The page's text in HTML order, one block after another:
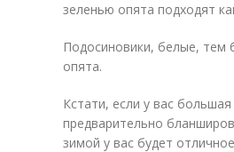
зеленью опята подходят
Подосиновики, белые, тем
опята.
Кстати, если у вас
предварительно
зимой у вас будет